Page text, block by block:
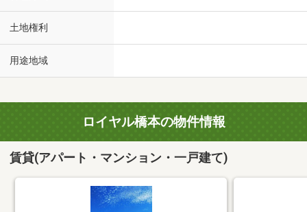
土地権利
用途地域
ロイヤル橋本の物件情報
賃貸(アパート・マンション・一戸建て)